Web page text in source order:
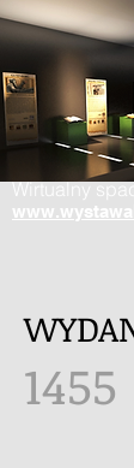
Wirtualny
1455